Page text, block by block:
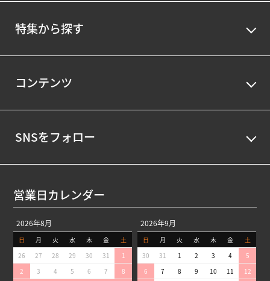
特集から探す
コンテンツ
SNSをフォロー
営業日カレンダー
2026年8月
日 月 火 水 木 金
土
26
27 28 29 30 31
1
2
3 4 5 6 7
8
2026年9月
日 月 火 水 木 金
土
30
31 1 2 3 4
5
6
7 8 9 10 11
12